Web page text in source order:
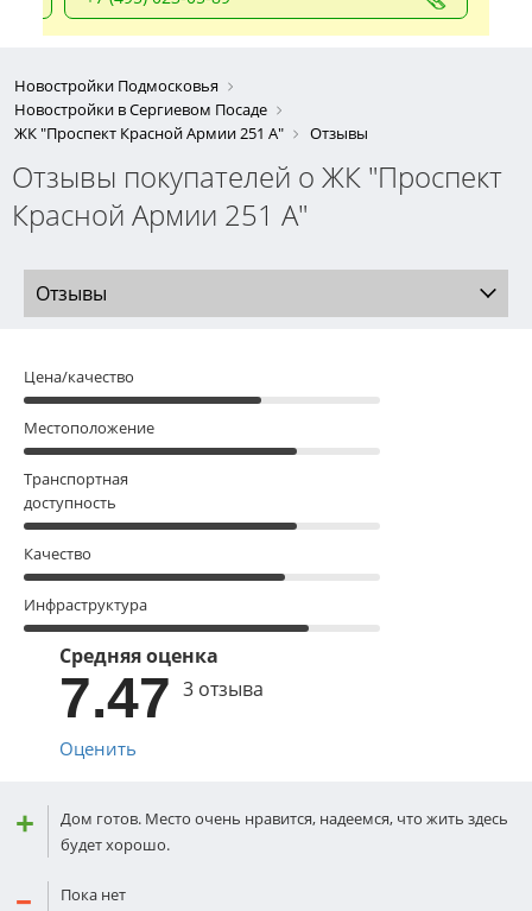
Новостройки Подмосковья
Новостройки в Сергиевом Посаде
ЖК "Проспект Красной Армии 251 А"
Отзывы
Отзывы покупателей о ЖК "Проспект
Красной Армии 251 А"
Отзывы
Цена/качество
Местоположение
Транспортная
доступность
Качество
Инфраструктура
Средняя оценка
7.47 3 отзыва
Оценить
Дом готов. Место очень нравится, надеемся, что жить здесь
будет хорошо.
Пока нет